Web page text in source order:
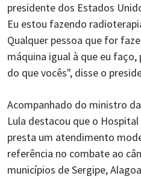
presidente dos Estados
Eu estou fazendo
Qualquer pessoa que for
máquina igual à que eu
do que vocês", disse o
Acompanhado do ministro
Lula destacou que o
presta um atendimento
referência no combate ao
municípios de Sergipe,